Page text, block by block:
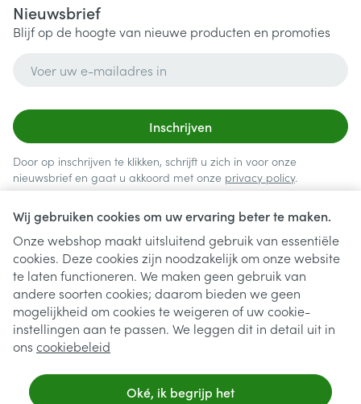
Wij gebruiken cookies om uw ervaring beter te maken.
Onze webshop maakt uitsluitend gebruik van essentiële
cookies. Deze cookies zijn noodzakelijk om onze website
te laten functioneren. We maken geen gebruik van
andere soorten cookies; daarom bieden we geen
mogelijkheid om cookies te weigeren of uw cookie-
instellingen aan te passen. We leggen dit in detail uit in
ons cookiebeleid
Oké, ik begrijp het
Nieuwsbrief
Blijf op de hoogte van nieuwe producten en promoties
Inschrijven
Door op inschrijven te klikken, schrijft u zich in voor onze
nieuwsbrief en gaat u akkoord met onze privacy policy.
Juridische links